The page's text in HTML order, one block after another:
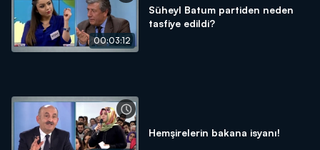
00:03:12
Süheyl Batum partiden neden
tasfiye edildi?
Hemşirelerin bakana isyanı!